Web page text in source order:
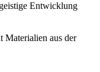
Entwicklung
Materialien aus der